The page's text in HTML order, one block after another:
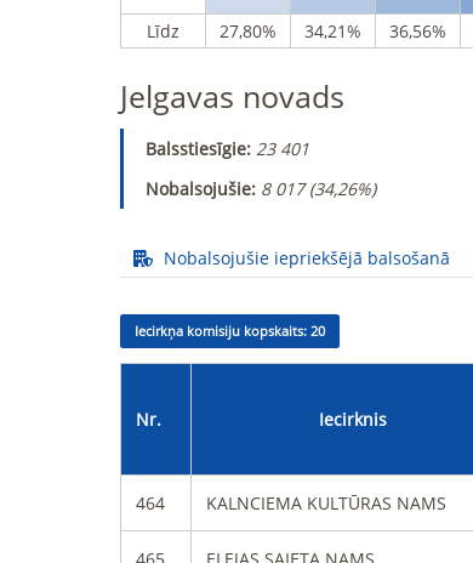
Līdz 27,80% 34,21% 36,56%
Jelgavas novads
Balsstiesīgie: 23 401
Nobalsojušie: 8 017 (34,26%)
Nobalsojušie iepriekšējā balsošanā
Iecirkņa komisiju kopskaits: 20
Nr. Iecirknis
464 KALNCIEMA KULTŪRAS NAMS